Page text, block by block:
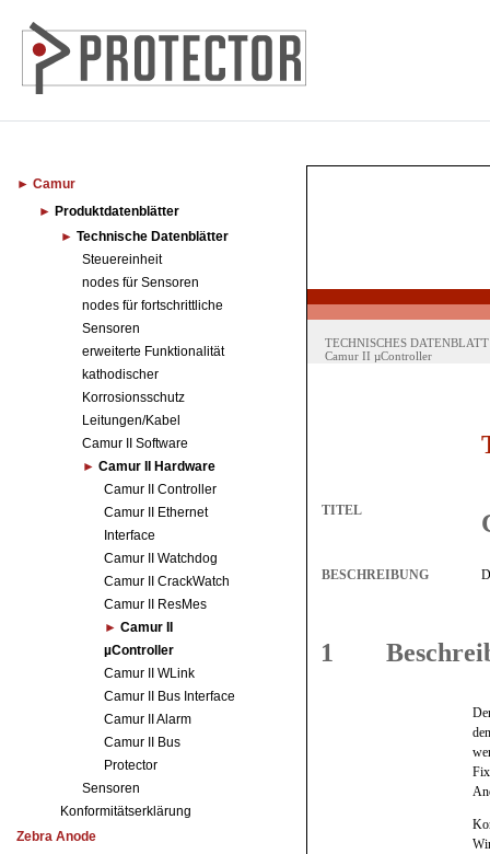
Camur
Produktdatenblätter
Technische Datenblätter
Steuereinheit
nodes für Sensoren
nodes für fortschrittliche
Sensoren
erweiterte Funktionalität
kathodischer
Korrosionsschutz
Leitungen/Kabel
Camur II Software
Camur II Hardware
Camur II Controller
Camur II Ethernet
Interface
Camur II Watchdog
Camur II CrackWatch
Camur II ResMes
Camur II
µController
Camur II WLink
Camur II Bus Interface
Camur II Alarm
Camur II Bus
Protector
Sensoren
Konformitätserklärung
Zebra Anode